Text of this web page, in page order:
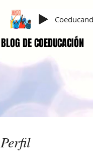
BLOG DE COEDUCACIÓN
Perfil